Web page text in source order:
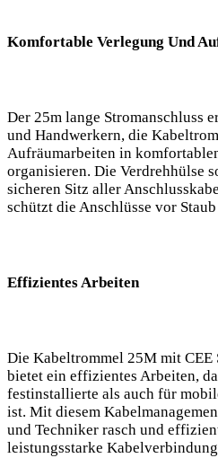
Komfortable Verlegung Und
Der 25m lange Stromanschluss
und Handwerkern, die
Aufräumarbeiten in
organisieren. Die Verdrehhülse
sicheren Sitz aller
schützt die Anschlüsse vor
Effizientes Arbeiten
Die Kabeltrommel 25M mit CEE
bietet ein effizientes Arbeiten,
festinstallierte als auch für
ist. Mit diesem
und Techniker rasch und
leistungsstarke